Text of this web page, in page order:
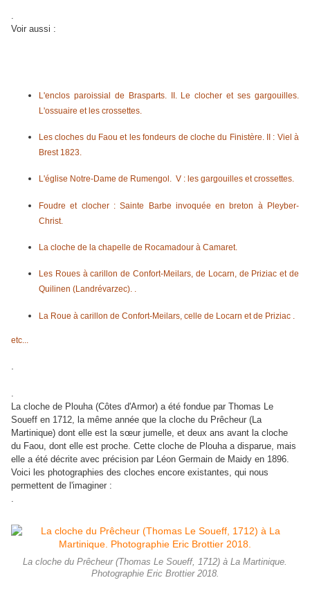
.
Voir aussi :
L'enclos paroissial de Brasparts. II. Le clocher et ses gargouilles.
L'ossuaire et les crossettes.
Les cloches du Faou et les fondeurs de cloche du Finistère. II : Viel à
Brest 1823.
L'église Notre-Dame de Rumengol. V : les gargouilles et crossettes.
Foudre et clocher : Sainte Barbe invoquée en breton à Pleyber-
Christ.
La cloche de la chapelle de Rocamadour à Camaret.
Les Roues à carillon de Confort-Meilars, de Locarn, de Priziac et de
Quilinen (Landrévarzec). .
La Roue à carillon de Confort-Meilars, celle de Locarn et de Priziac .
etc...
.
La cloche de Plouha (Côtes d'Armor) a été fondue par Thomas Le
Soueff en 1712, la même année que la cloche du Prêcheur (La
Martinique) dont elle est la sœur jumelle, et deux ans avant la cloche
du Faou, dont elle est proche. Cette cloche de Plouha a disparue, mais
elle a été décrite avec précision par Léon Germain de Maidy en 1896.
Voici les photographies des cloches encore existantes, qui nous
permettent de l'imaginer :
.
La cloche du Prêcheur (Thomas Le Soueff, 1712) à La Martinique.
Photographie Eric Brottier 2018.